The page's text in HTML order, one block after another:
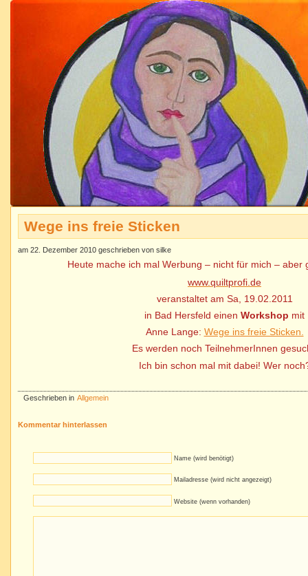
Wege ins freie Sticken
am 22. Dezember 2010 geschrieben von silke
Heute mache ich mal Werbung – nicht für mich – aber
www.quiltprofi.de
veranstaltet am Sa, 19.02.2011
in Bad Hersfeld einen Workshop mit
Anne Lange: Wege ins freie Sticken.
Es werden noch TeilnehmerInnen
Ich bin schon mal mit dabei! Wer
Geschrieben in Allgemein
Kommentar hinterlassen
Name (wird benötigt)
Mailadresse (wird nicht angezeigt)
Website (wenn vorhanden)